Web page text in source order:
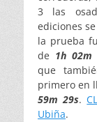
3 las
ediciones
la prueba
de 1h 02m
que
primero en
59m 29s.
Ubiña.